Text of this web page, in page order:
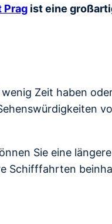
Prag ist eine
Zeit haben
Sie eine
Schifffahrten